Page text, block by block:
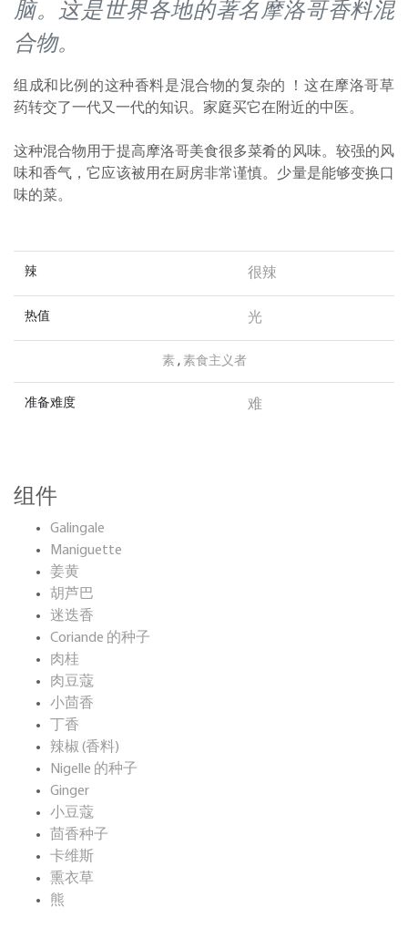
脑。这是世界各地的著名摩洛哥香料混
合物。
组成和比例的这种香料是混合物的复杂的 ！这在摩洛哥草
药转交了一代又一代的知识。家庭买它在附近的中医。
这种混合物用于提高摩洛哥美食很多菜肴的风味。较强的风
味和香气，它应该被用在厨房非常谨慎。少量是能够变换口
味的菜。
辣 很辣
热值 光
素, 素食主义者
准备难度 难
组件
Galingale
Maniguette
姜黄
胡芦巴
迷迭香
Coriande 的种子
肉桂
肉豆蔻
小茴香
丁香
辣椒 (香料)
Nigelle 的种子
Ginger
小豆蔻
茴香种子
卡维斯
熏衣草
熊